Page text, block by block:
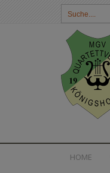
Suchbegriff
eingeben:
SKIP
HOME